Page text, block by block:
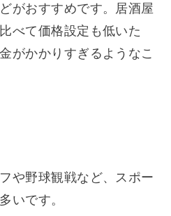
がおすすめです。居酒屋
べて価格設定も低いた
がかかりすぎるようなこ
や野球観戦など、スポー
いです。